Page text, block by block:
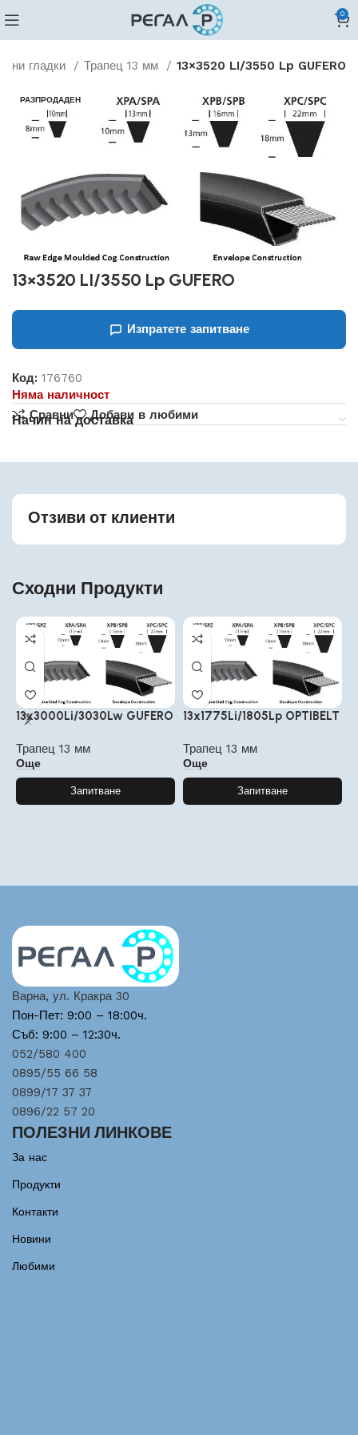
0
гладки Трапец 13 мм 13×3520 LI/3550 Lp GUFERO
РАЗПРОДАДЕН
13×3520 LI/3550 Lp GUFERO
Изпратете запитване
Код:176760
Няма наличност
Сравни
Добави в любими
Начин на доставка
Отзиви от клиенти
Сходни Продукти
13x3000Li/3030Lw GUFERO
Трапец 13 мм
Още
Запитване
13x1775Li/1805Lp OPTIBELT
Трапец 13 мм
Още
Запитване
Варна, ул. Кракра 30
Пон-Пет: 9:00 – 18:00ч.
Съб: 9:00 – 12:30ч.
052/580 400
0895/55 66 58
0899/17 37 37
0896/22 57 20
ПОЛЕЗНИ ЛИНКОВЕ
За нас
Продукти
Контакти
Новини
Любими